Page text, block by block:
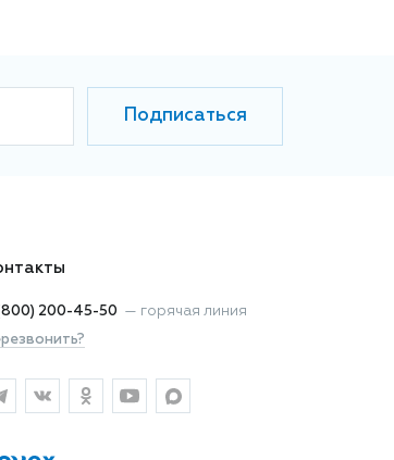
Подписаться
200-45-50 — горячая линия